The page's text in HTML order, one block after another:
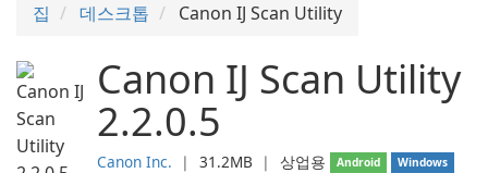
집 데스크톱 Canon IJ Scan Utility
Canon IJ Scan Utility
2.2.0.5
Canon Inc. ❘ 31.2MB ❘ 상업용 Android
Windows